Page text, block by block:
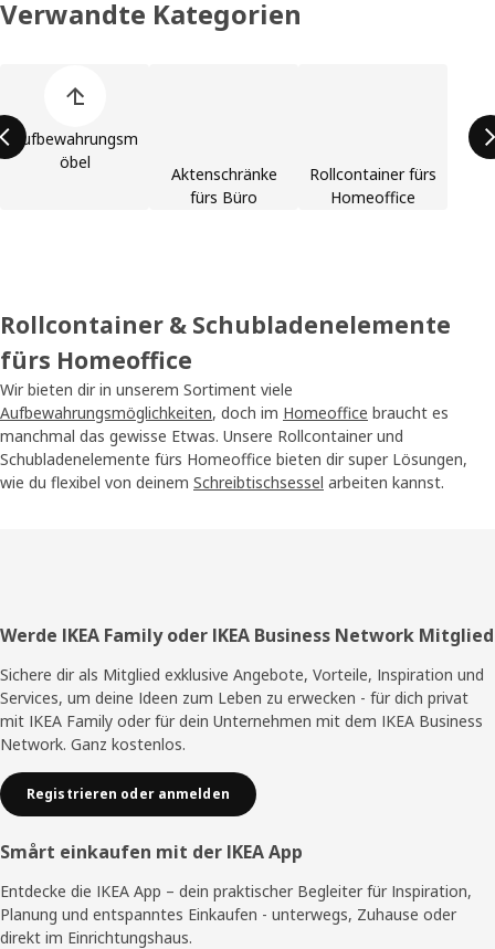
Verwandte Kategorien
Aufbewahrungsm
öbel
Aktenschränke
fürs Büro
Rollcontainer fürs
Homeoffice
Rollcontainer & Schubladenelemente
fürs Homeoffice
Wir bieten dir in unserem Sortiment viele
Aufbewahrungsmöglichkeiten, doch im Homeoffice braucht es
manchmal das gewisse Etwas. Unsere Rollcontainer und
Schubladenelemente fürs Homeoffice bieten dir super Lösungen,
wie du flexibel von deinem Schreibtischsessel arbeiten kannst.
Fußzeile
Werde IKEA Family oder IKEA Business Network Mitglied
Sichere dir als Mitglied exklusive Angebote, Vorteile, Inspiration und
Services, um deine Ideen zum Leben zu erwecken - für dich privat
mit IKEA Family oder für dein Unternehmen mit dem IKEA Business
Network. Ganz kostenlos.
Registrieren oder anmelden
Smårt einkaufen mit der IKEA App
Entdecke die IKEA App – dein praktischer Begleiter für Inspiration,
Planung und entspanntes Einkaufen - unterwegs, Zuhause oder
direkt im Einrichtungshaus.